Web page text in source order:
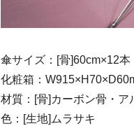
傘サイズ：[骨]60cm×12本
化粧箱：
材質：[骨]カーボン骨・
色：[生地]ムラサキ